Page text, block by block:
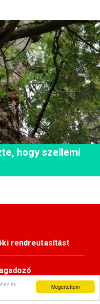
Megértettem
és
hogy szellemi
rendreutasítást